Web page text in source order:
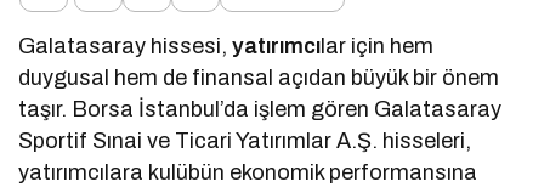
Galatasaray hissesi,yatırımcı lar için hem
duygusal hem de finansal açıdan büyük bir önem
taşır. Borsa İstanbul’da işlem gören Galatasaray
Sportif Sınai ve Ticari Yatırımlar A.Ş. hisseleri,
yatırımcılara kulübün ekonomik performansına